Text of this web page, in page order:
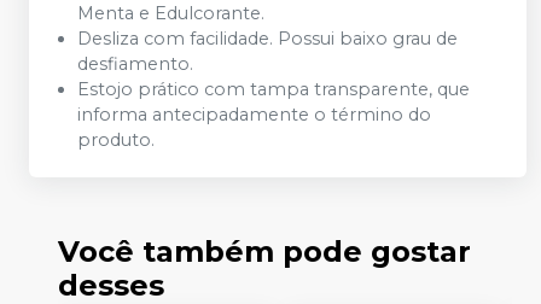
Menta e Edulcorante.
Desliza com facilidade. Possui baixo grau de
desfiamento.
Estojo prático com tampa transparente, que
informa antecipadamente o término do
produto.
Você também pode gostar
desses